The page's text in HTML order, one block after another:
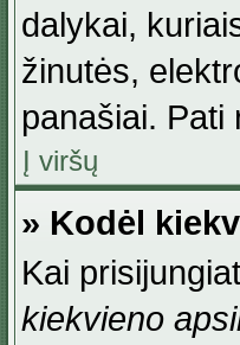
dalykai,
žinutės,
panašiai. Pati
Į viršų
» Kodėl
Kai
kiekvieno